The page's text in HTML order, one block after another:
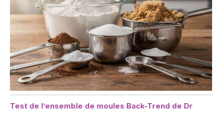
Test de l’ensemble de moules Back-Trend de Dr